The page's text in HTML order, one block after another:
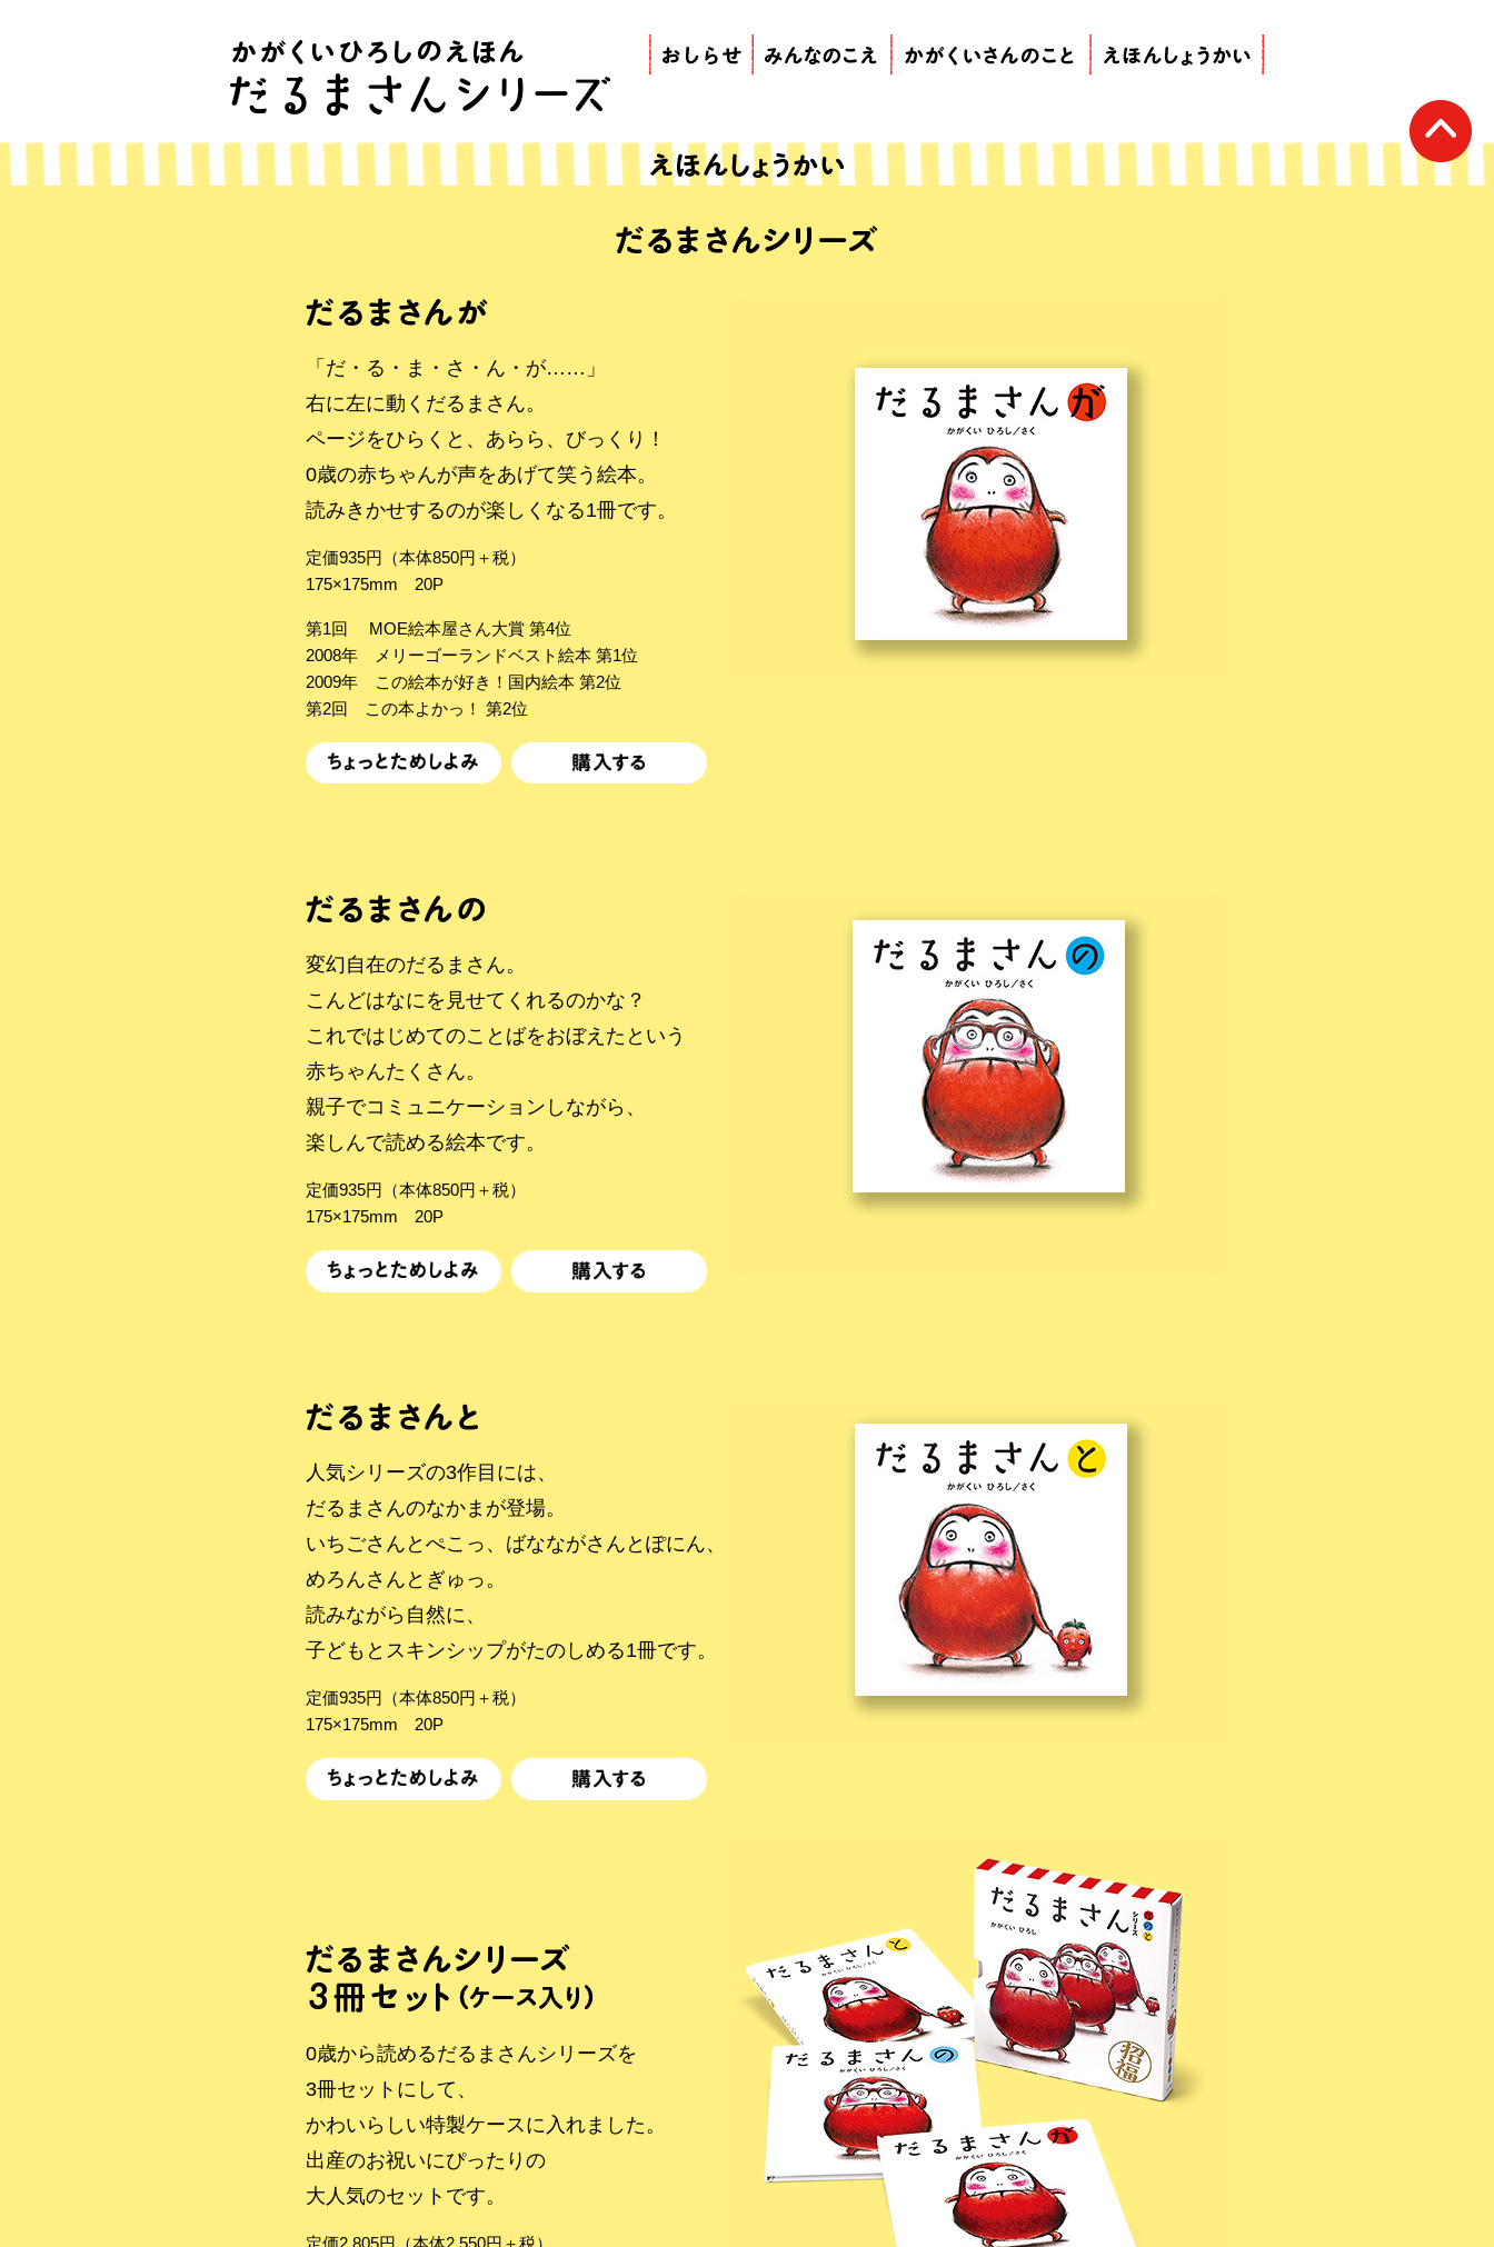
「だ・る・ま・さ・ん・が……」
右に左に動くだるまさん。
ページをひらくと、あらら、びっくり！
0歳の赤ちゃんが声をあげて笑う絵本。
読みきかせするのが楽しくなる1冊です。
定価935円（本体850円＋税）
175×175mm 20P
第1回 MOE絵本屋さん大賞 第4位
2008年 メリーゴーランドベスト絵本 第1位
2009年 この絵本が好き！国内絵本 第2位
第2回 この本よかっ！ 第2位
変幻自在のだるまさん。
こんどはなにを見せてくれるのかな？
これではじめてのことばをおぼえたという
赤ちゃんたくさん。
親子でコミュニケーションしながら、
楽しんで読める絵本です。
定価935円（本体850円＋税）
175×175mm 20P
人気シリーズの3作目には、
だるまさんのなかまが登場。
いちごさんとぺこっ、ばなながさんとぽにん、
めろんさんとぎゅっ。
読みながら自然に、
子どもとスキンシップがたのしめる1冊です。
定価935円（本体850円＋税）
175×175mm 20P
0歳から読めるだるまさんシリーズを
3冊セットにして、
かわいらしい特製ケースに入れました。
出産のお祝いにぴったりの
大人気のセットです。